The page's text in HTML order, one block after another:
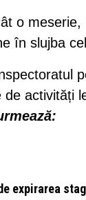
o
în slujba
activități
expirarea